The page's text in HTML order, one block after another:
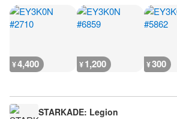
¥4,400 ¥1,200 ¥300
STARKADE: Legion